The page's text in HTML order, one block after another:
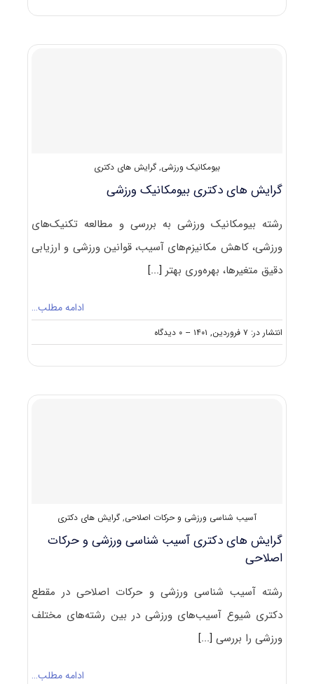
مدیریت
بیومکانیک ورزشی, گرایش های دکتری
گرایش های دکتری بیومکانیک ورزشی
رشته بیومکانیک ورزشی به بررسی و مطالعه تکنیک‌های
ورزشی، کاهش مکانیزم‌های آسیب، قوانین ورزشی و ارزیابی
دقیق متغیرها، بهره­‌وری بهتر[...]
ادامه مطلب…
انتشار در: ۷ فروردین, ۱۴۰۱ -- ۰ دیدگاه
on
گرایش
ورزشی
آسیب شناسی ورزشی و حرکات اصلاحی, گرایش های دکتری
گرایش های دکتری آسیب شناسی ورزشی و حرکات
اصلاحی
رشته آسیب شناسی ورزشی و حرکات اصلاحی در مقطع
دکتری شیوع آسیب‌های ورزشی در بین رشته‌­های مختلف
ورزشی را بررسی[...]
ادامه مطلب…